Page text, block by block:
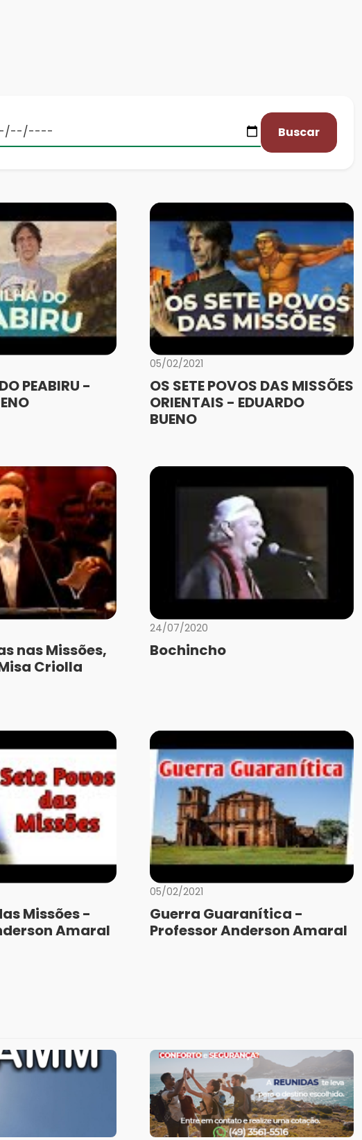
Buscar
PEABIRU -
05/02/2021
OS SETE POVOS DAS MISSÕES
ORIENTAIS - EDUARDO
BUENO
nas Missões,
Criolla
24/07/2020
Bochincho
Missões -
Amaral
05/02/2021
Guerra Guaranítica -
Professor Anderson Amaral